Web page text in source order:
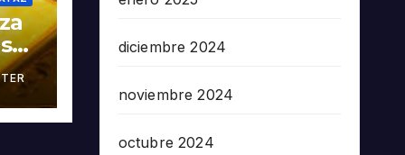
diciembre 2024
noviembre 2024
octubre 2024